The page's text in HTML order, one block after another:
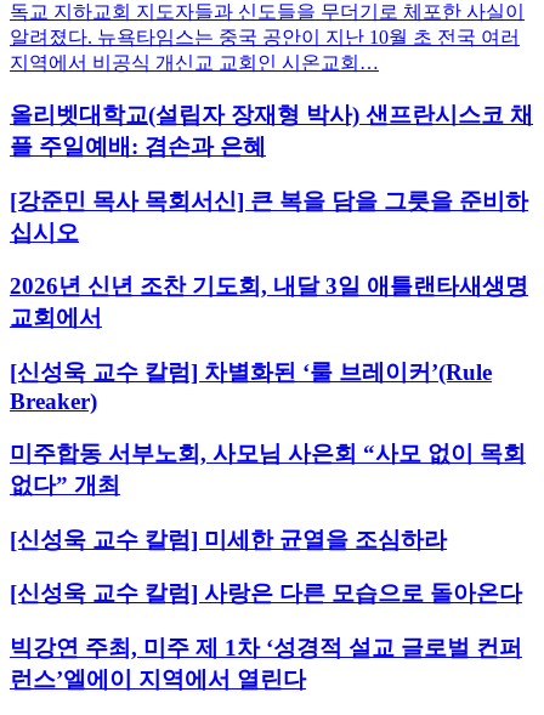
독교 지하교회 지도자들과 신도들을 무더기로 체포한 사실이
알려졌다. 뉴욕타임스는 중국 공안이 지난 10월 초 전국 여러
지역에서 비공식 개신교 교회인 시온교회…
올리벳대학교(설립자 장재형 박사) 샌프란시스코 채
플 주일예배: 겸손과 은혜
[강준민 목사 목회서신] 큰 복을 담을 그릇을 준비하
십시오
2026년 신년 조찬 기도회, 내달 3일 애틀랜타새생명
교회에서
[신성욱 교수 칼럼] 차별화된 ‘룰 브레이커’(Rule
Breaker)
미주합동 서부노회, 사모님 사은회 “사모 없이 목회
없다” 개최
[신성욱 교수 칼럼] 미세한 균열을 조심하라
[신성욱 교수 칼럼] 사랑은 다른 모습으로 돌아온다
빅강연 주최, 미주 제 1차 ‘성경적 설교 글로벌 컨퍼
런스’엘에이 지역에서 열린다